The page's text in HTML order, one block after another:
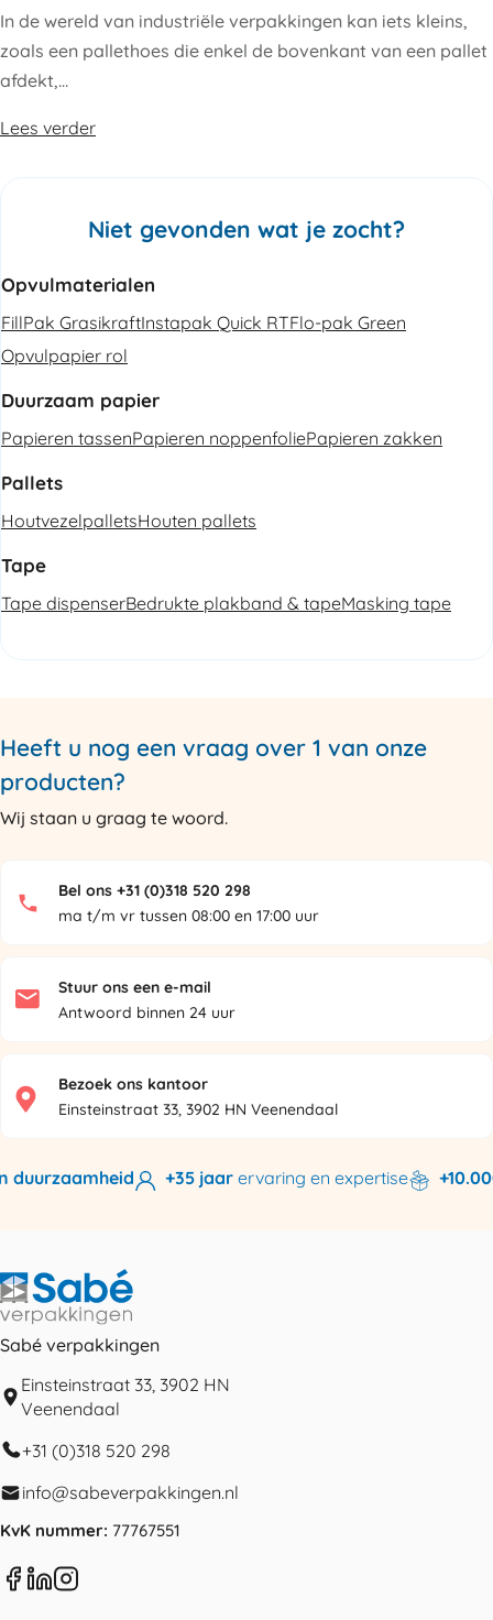
In de wereld van industriële verpakkingen kan iets kleins,
zoals een pallethoes die enkel de bovenkant van een pallet
afdekt,…
Lees verder
Niet gevonden wat je zocht?
Opvulmaterialen
FillPak GrasikraftInstapak Quick RTFlo-pak Green
Opvulpapier rol
Duurzaam papier
Papieren tassenPapieren noppenfoliePapieren zakken
Pallets
HoutvezelpalletsHouten pallets
Tape
Tape dispenserBedrukte plakband & tapeMasking tape
Heeft u nog een vraag over 1 van onze
producten?
Wij staan u graag te woord.
Bel ons +31 (0)318 520 298
ma t/m vr tussen 08:00 en 17:00 uur
Stuur ons een e-mail
Antwoord binnen 24 uur
Bezoek ons kantoor
Einsteinstraat 33, 3902 HN Veenendaal
+35 jaarervaring en expertise +10.000
Sabé verpakkingen
Einsteinstraat 33, 3902 HN
Veenendaal
+31 (0)318 520 298
info@sabeverpakkingen.nl
KvK nummer: 77767551